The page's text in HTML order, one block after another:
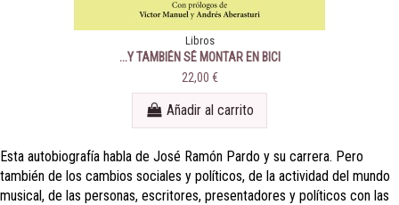
Libros
...Y TAMBIÉN SÉ MONTAR EN BICI
22,00 €
Añadir al carrito
Esta autobiografía habla de José Ramón Pardo y su carrera. Pero
también de los cambios sociales y políticos, de la actividad del mundo
musical, de las personas, escritores, presentadores y políticos con las